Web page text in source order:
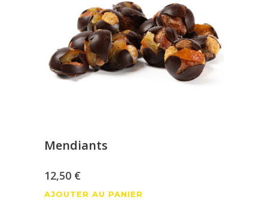
Mendiants
12,50 €
AJOUTER AU PANIER